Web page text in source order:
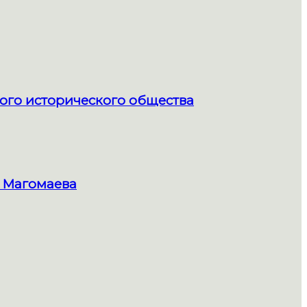
исторического общества